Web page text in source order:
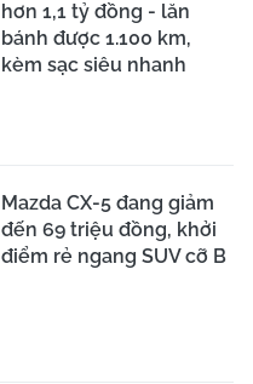
hơn 1,1 tỷ đồng - lăn
bánh được 1.100 km,
kèm sạc siêu nhanh
Mazda CX-5 đang giảm
đến 69 triệu đồng, khởi
điểm rẻ ngang SUV cỡ B